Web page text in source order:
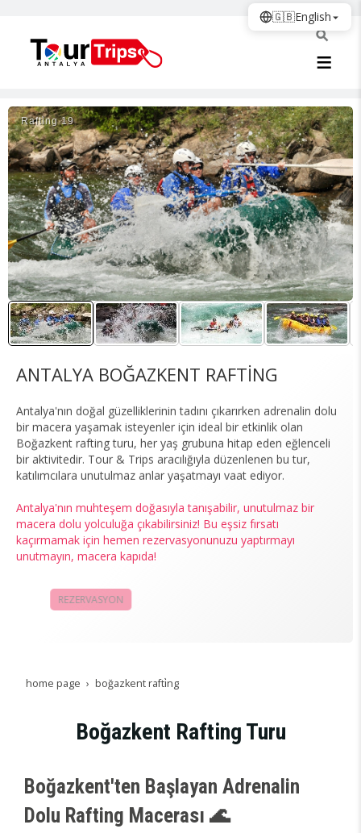
Rafti̇ng 19
ANTALYA BOĞAZKENT RAFTİNG
Antalya'nın doğal güzelliklerinin tadını çıkarırken adrenalin dolu
bir macera yaşamak isteyenler için ideal bir etkinlik olan
Boğazkent rafting turu, her yaş grubuna hitap eden eğlenceli
bir aktivitedir. Tour & Trips aracılığıyla düzenlenen bu tur,
katılımcılara unutulmaz anlar yaşatmayı vaat ediyor.
Antalya'nın muhteşem doğasıyla tanışabilir, unutulmaz bir
macera dolu yolculuğa çıkabilirsiniz! Bu eşsiz fırsatı
kaçırmamak için hemen rezervasyonunuzu yaptırmayı
unutmayın, macera kapıda!
REZERVASYON
home page boğazkent rafti̇ng
Boğazkent Rafting Turu
Boğazkent'ten Başlayan Adrenalin
Dolu Rafting Macerası 🌊
🇬🇧English